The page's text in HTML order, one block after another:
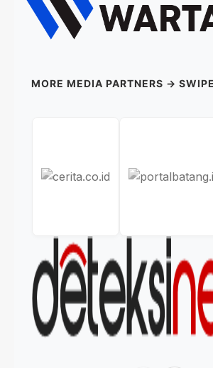
MORE MEDIA PARTNERS →